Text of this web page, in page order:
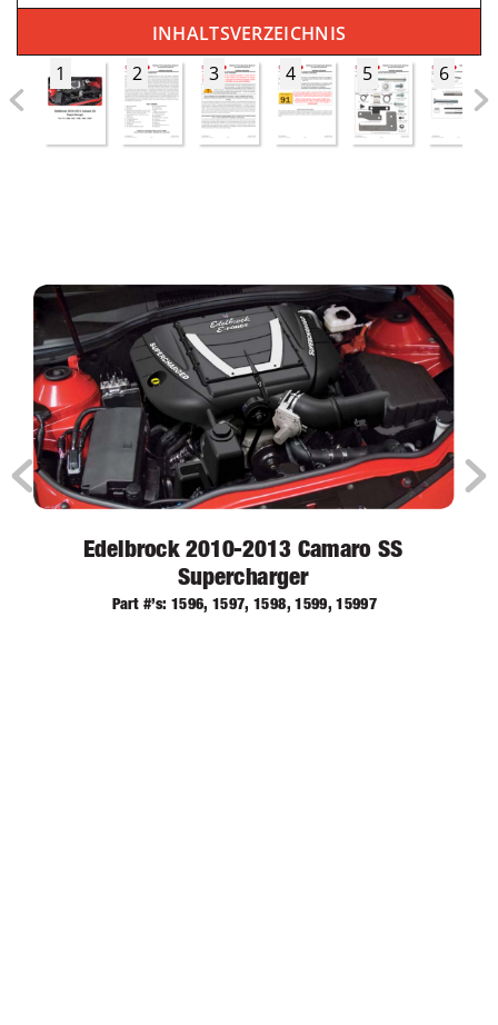
INHALTSVERZEICHNIS
1
2 3 4 5 6
Edelbrock 2010-2013 Camaro SS
Supercharger
Part #’s: 1596, 1597, 1598, 1599, 15997